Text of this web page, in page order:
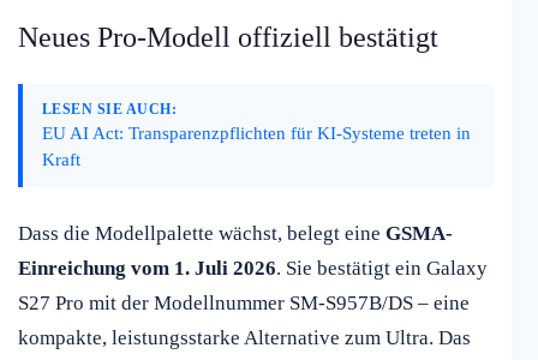
Neues Pro-Modell offiziell bestätigt
LESEN SIE AUCH:
EU AI Act: Transparenzpflichten für KI-Systeme treten in
Kraft
Dass die Modellpalette wächst, belegt eine GSMA-
Einreichung vom 1. Juli 2026. Sie bestätigt ein Galaxy
S27 Pro mit der Modellnummer SM-S957B/DS – eine
kompakte, leistungsstarke Alternative zum Ultra. Das